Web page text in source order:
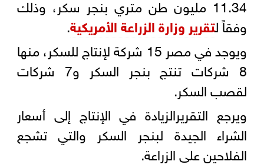
11.34 مليون طن متري بنجر سكر، وذلك
وفقاً لتقرير وزارة الزراعة الأمريكية.
ويوجد في مصر 15 شركة لإنتاج للسكر، منها
8 شركات تنتج بنجر السكر و7 شركات
لقصب السكر.
ويرجع التقريرالزيادة في الإنتاج إلى أسعار
الشراء الجيدة لبنجر السكر والتي تشجع
الفلاحين على الزراعة.